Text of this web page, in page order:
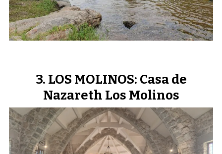
LOS MOLINOS: Casa de
Nazareth Los Molinos